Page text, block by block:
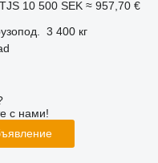
10 500 SEK ≈ 957,70 €
3 400 кг
с нами!